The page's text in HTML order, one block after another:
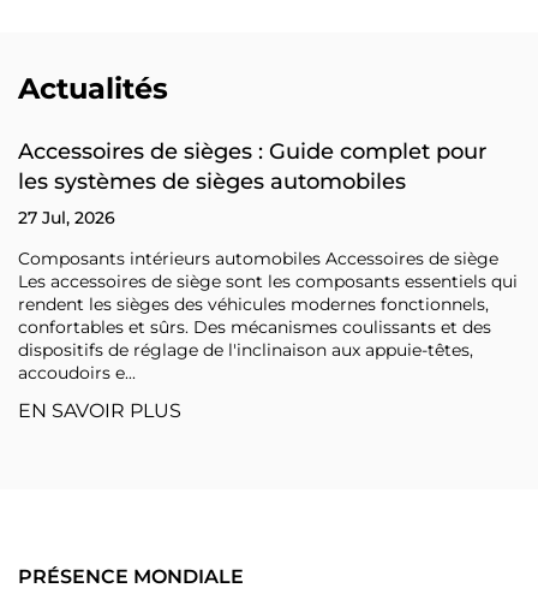
Actualités
Accessoires de sièges : Guide complet pour
les systèmes de sièges automobiles
27 Jul, 2026
Composants intérieurs automobiles Accessoires de siège
Les accessoires de siège sont les composants essentiels qui
rendent les sièges des véhicules modernes fonctionnels,
confortables et sûrs. Des mécanismes coulissants et des
dispositifs de réglage de l'inclinaison aux appuie-têtes,
accoudoirs e...
EN SAVOIR PLUS
PRÉSENCE MONDIALE